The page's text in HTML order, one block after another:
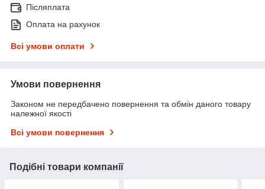
Післяплата
Оплата на рахунок
Всі умови оплати
Умови повернення
Законом не передбачено повернення та обмін даного товару
належної якості
Всі умови повернення
Подібні товари компанії